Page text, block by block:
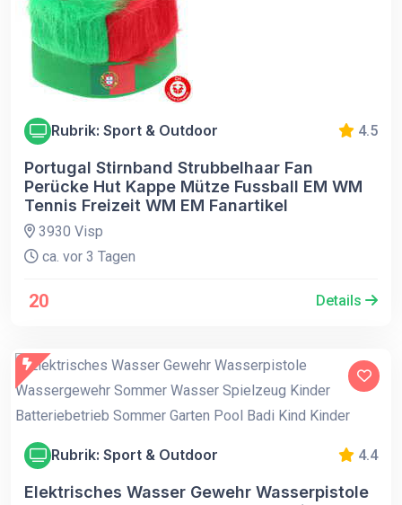
Rubrik: Sport & Outdoor 4.5
Portugal Stirnband Strubbelhaar Fan
Perücke Hut Kappe Mütze Fussball EM WM
Tennis Freizeit WM EM Fanartikel
3930 Visp
ca. vor 3 Tagen
20 Details
Rubrik: Sport & Outdoor 4.4
Elektrisches Wasser Gewehr Wasserpistole